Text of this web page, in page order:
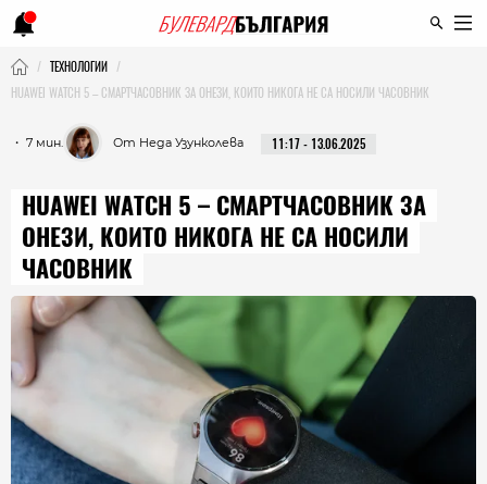
ТЕХНОЛОГИИ
HUAWEI WATCH 5 – СМАРТЧАСОВНИК ЗА ОНЕЗИ, КОИТО НИКОГА НЕ СА НОСИЛИ ЧАСОВНИК
・ 7 мин. От Неда Узунколева 11:17 - 13.06.2025
HUAWEI WATCH 5 – СМАРТЧАСОВНИК ЗА
ОНЕЗИ, КОИТО НИКОГА НЕ СА НОСИЛИ
ЧАСОВНИК